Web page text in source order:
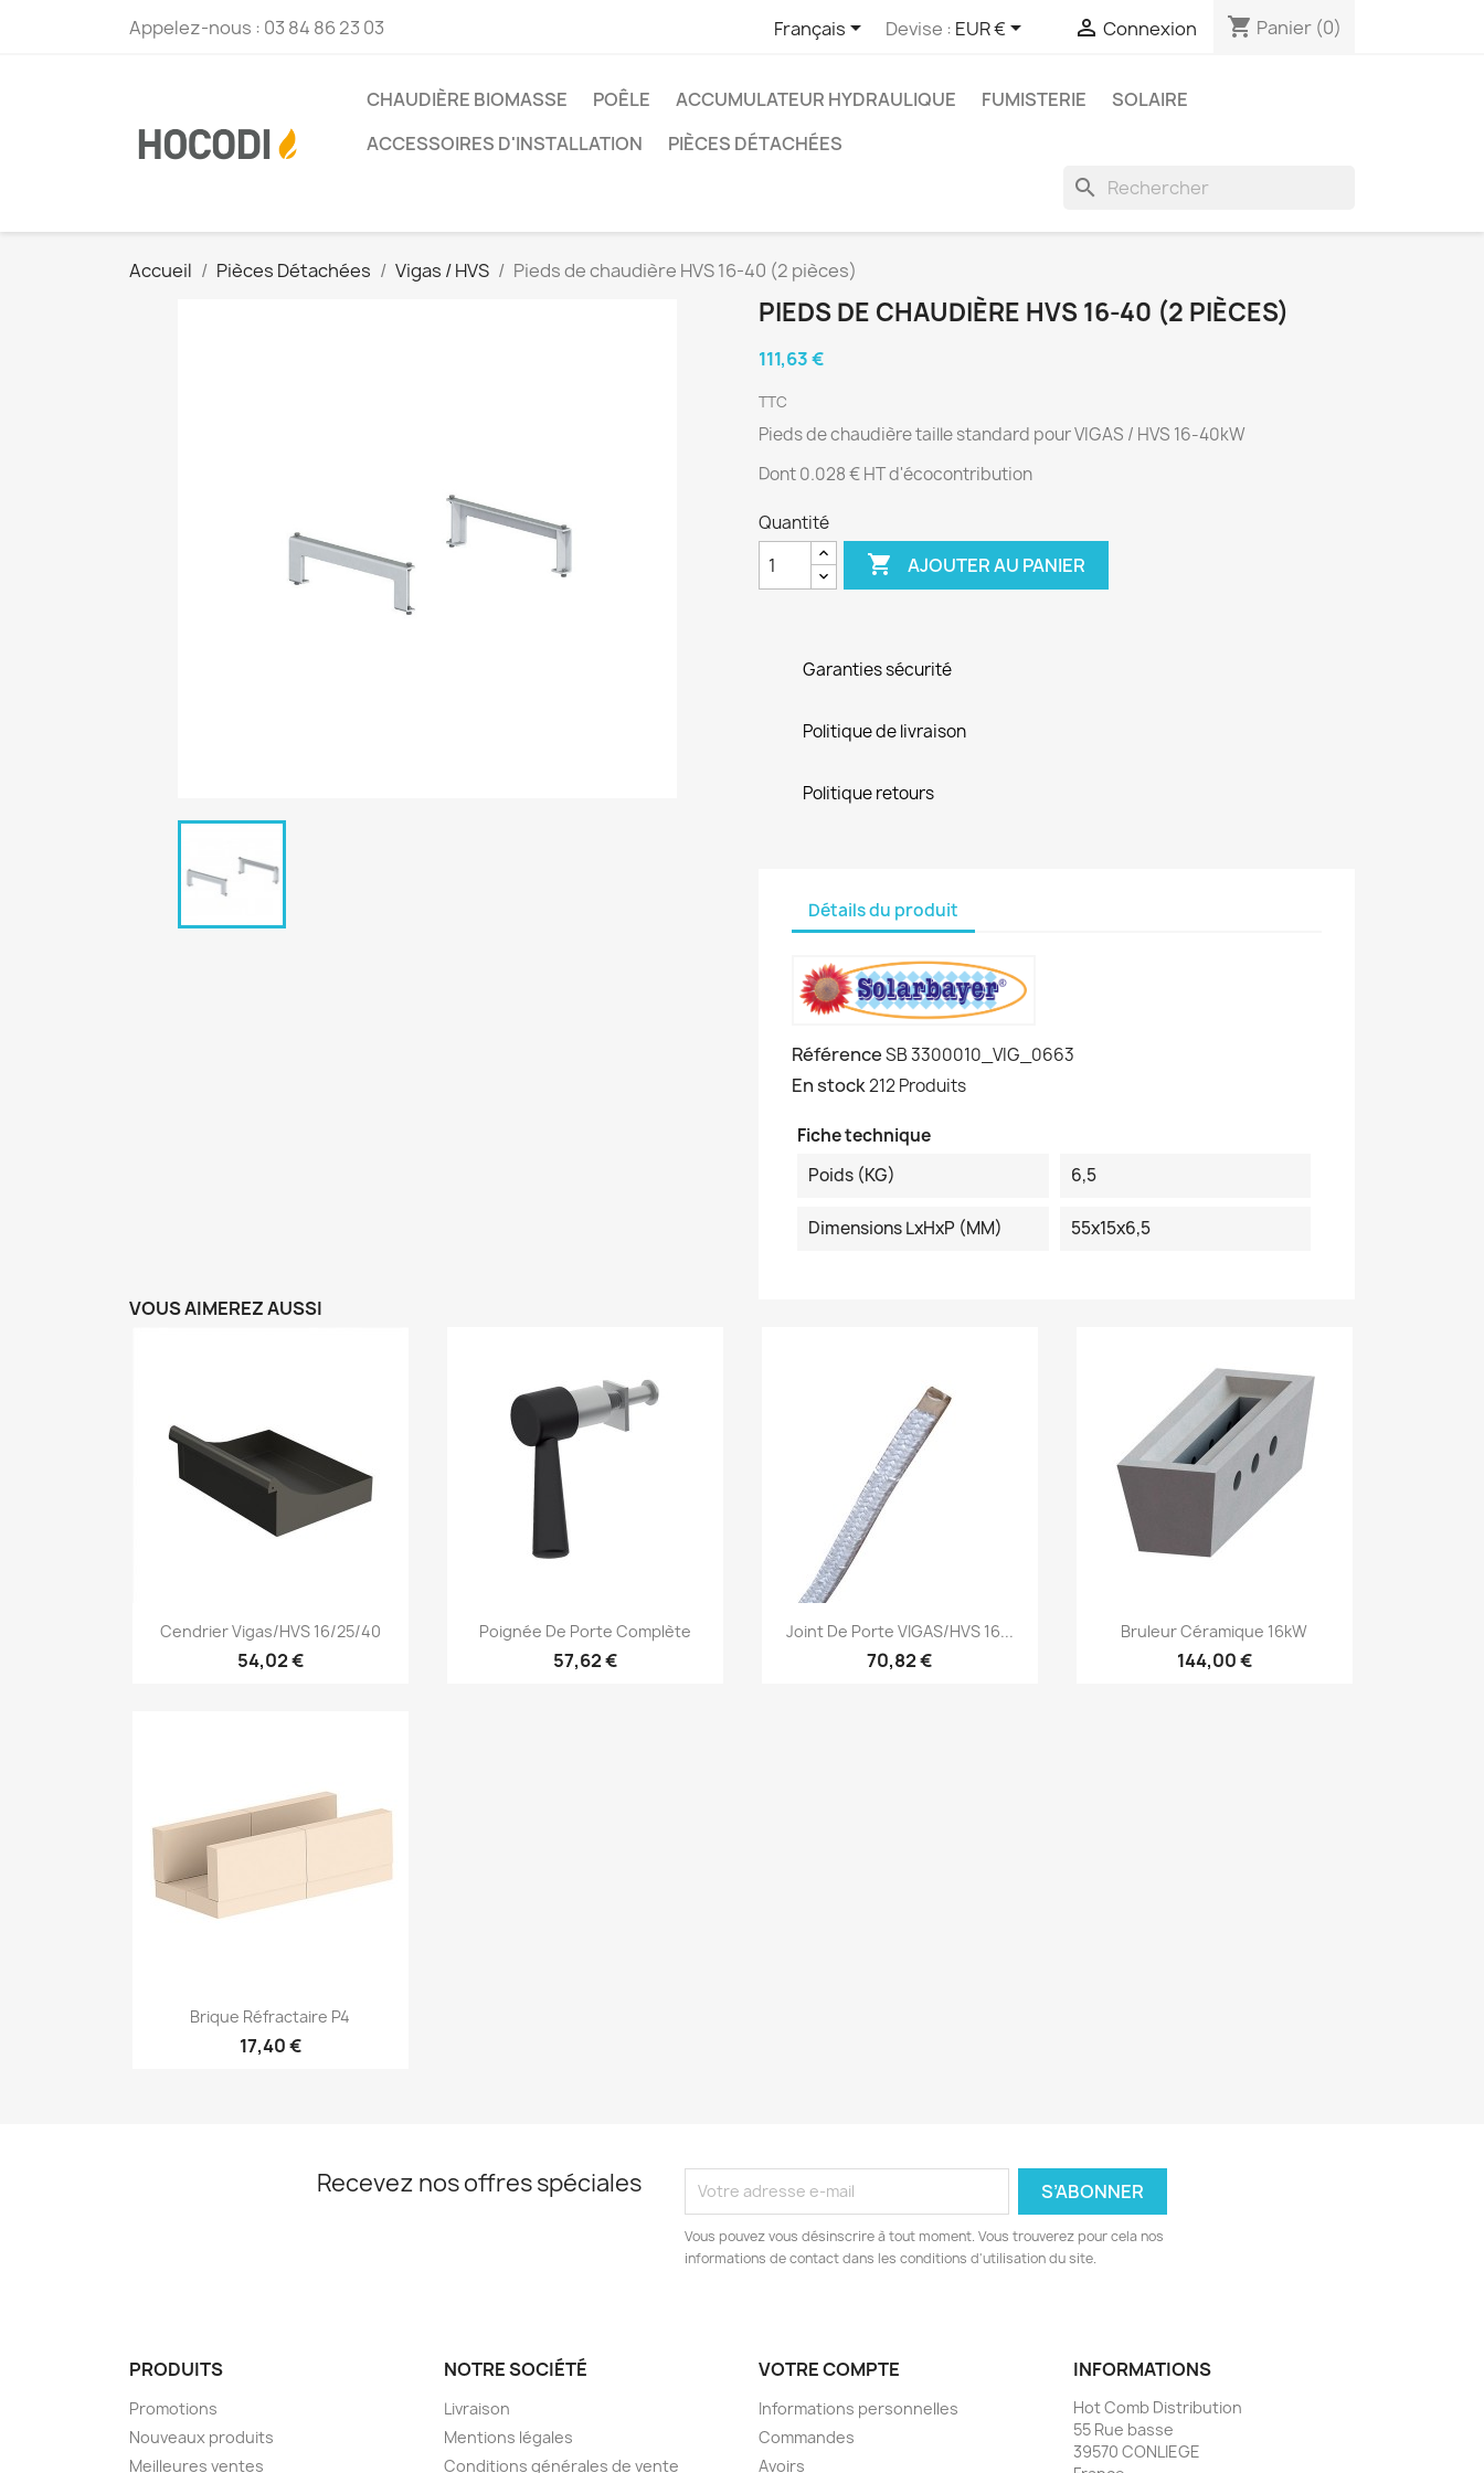
Appelez-nous : 03 84 86 23 03 Français Devise : EUR €  Connexion shopping_cart Panier (0)
CHAUDIÈRE BIOMASSE POÊLE ACCUMULATEUR HYDRAULIQUE FUMISTERIE
SOLAIRE
ACCESSOIRES D'INSTALLATION
PIÈCES DÉTACHÉES
search
Accueil Pièces Détachées Vigas / HVS Pieds de chaudière HVS 16-40 (2 pièces)
PIEDS DE CHAUDIÈRE HVS 16-40 (2 PIÈCES)
111,63 €
TTC
Pieds de chaudière taille standard pour VIGAS / HVS 16-40kW
Dont 0.028 € HT d'écocontribution
Quantité
 AJOUTER AU PANIER
Garanties sécurité
Politique de livraison
Politique retours
Détails du produit
RéférenceSB 3300010_VIG_0663
En stock212 Produits
Fiche technique
Poids (KG)
6,5
Dimensions LxHxP (MM) 55x15x6,5
VOUS AIMEREZ AUSSI
Aperçu rapide
Cendrier Vigas/HVS 16/25/40
54,02 €
Aperçu rapide
Poignée De Porte Complète
57,62 €
 Aperçu rapide
Joint De Porte VIGAS/HVS 16...
70,82 €
Aperçu rapide
Bruleur Céramique 16kW
144,00 €
Aperçu rapide
Brique Réfractaire P4
17,40 €
Recevez nos offres spéciales
Vous pouvez vous désinscrire à tout moment. Vous trouverez pour cela nos
informations de contact dans les conditions d'utilisation du site.
PRODUITS
Promotions
Nouveaux produits
Meilleures ventes
NOTRE SOCIÉTÉ
Livraison
Mentions légales
Conditions générales de vente
VOTRE COMPTE
Informations personnelles
Commandes
Avoirs
INFORMATIONS
Hot Comb Distribution
55 Rue basse
39570 CONLIEGE